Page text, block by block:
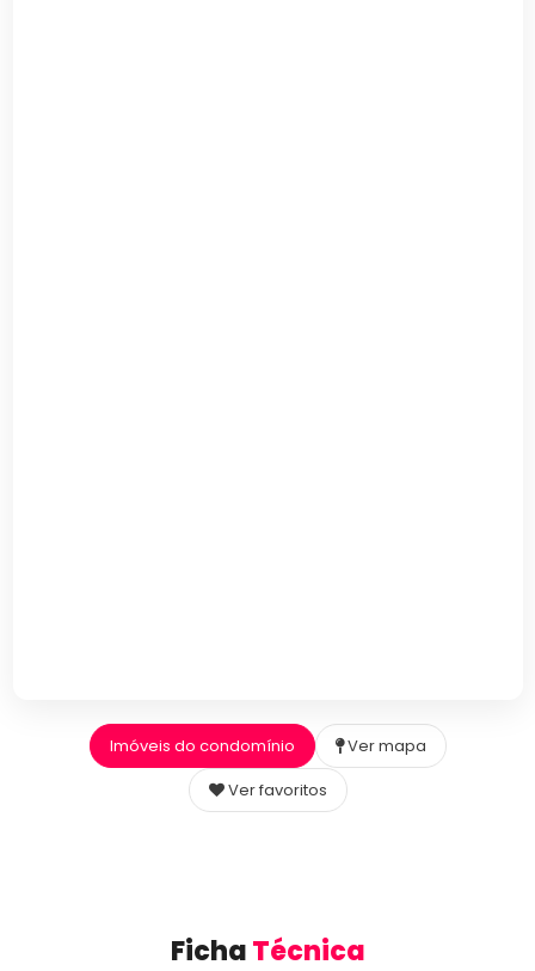
Imóveis do condomínio
Ver mapa
Ver favoritos
FichaTécnica